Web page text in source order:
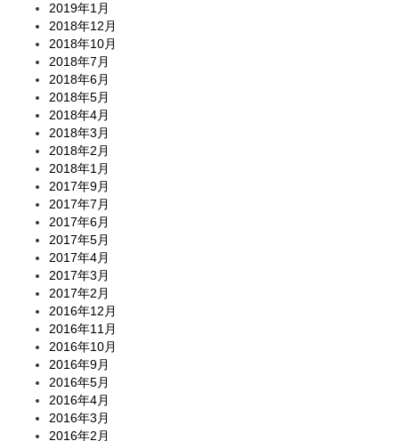
2019年1月
2018年12月
2018年10月
2018年7月
2018年6月
2018年5月
2018年4月
2018年3月
2018年2月
2018年1月
2017年9月
2017年7月
2017年6月
2017年5月
2017年4月
2017年3月
2017年2月
2016年12月
2016年11月
2016年10月
2016年9月
2016年5月
2016年4月
2016年3月
2016年2月